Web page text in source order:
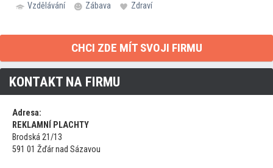
Vzdělávání
Zábava Zdraví
CHCI ZDE MÍT SVOJI FIRMU
KONTAKT NA FIRMU
Adresa:
REKLAMNÍ PLACHTY
Brodská 21/13
591 01 Žďár nad Sázavou